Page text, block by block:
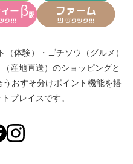
（体験） ・ ゴチソウ（グルメ）
産地直送） のショッピングと
おすそ分けポイント機能を搭
プレイスです。